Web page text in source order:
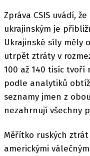
Zpráva CSIS uvádí,
ukrajinským je
Ukrajinské síly měly
utrpět ztráty v
100 až 140 tisíc tvoří
podle analytiků
seznamy jmen z
nezahrnují všechny
Měřítko ruských
americkými